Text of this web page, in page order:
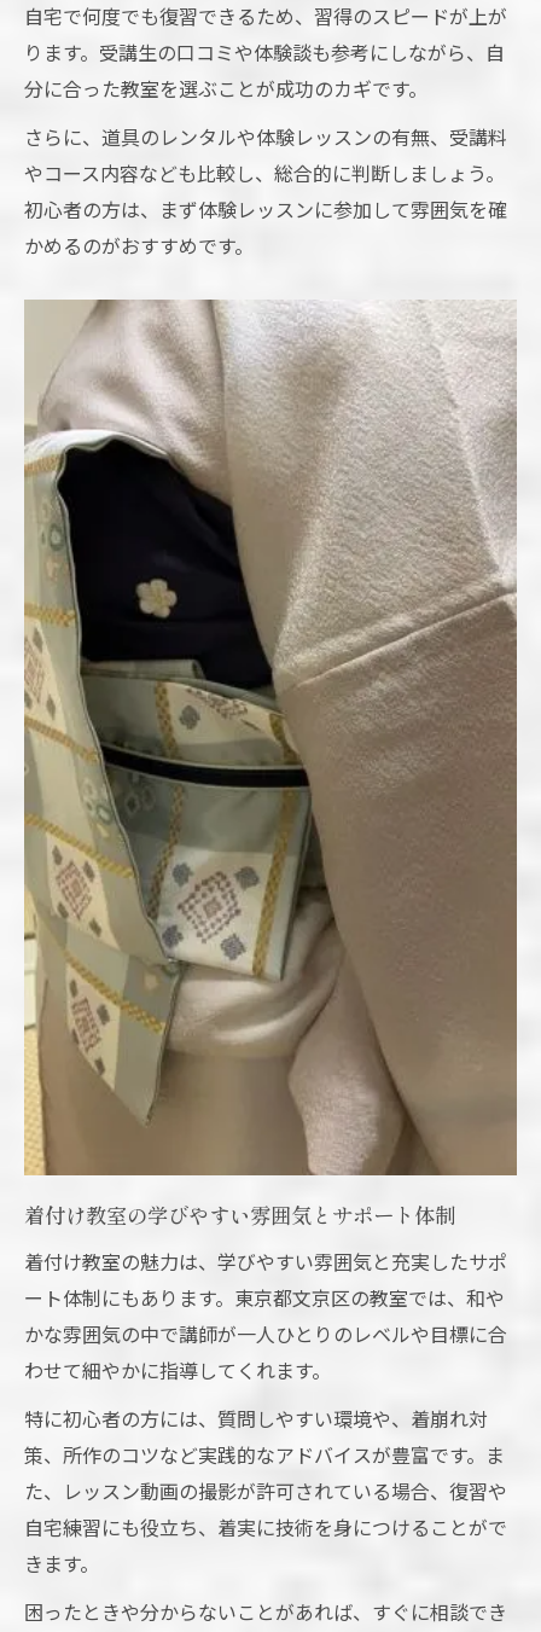
自宅で何度でも復習できるため、習得のスピードが上が
ります。受講生の口コミや体験談も参考にしながら、自
分に合った教室を選ぶことが成功のカギです。
さらに、道具のレンタルや体験レッスンの有無、受講料
やコース内容なども比較し、総合的に判断しましょう。
初心者の方は、まず体験レッスンに参加して雰囲気を確
かめるのがおすすめです。
着付け教室の学びやすい雰囲気とサポート体制
着付け教室の魅力は、学びやすい雰囲気と充実したサポ
ート体制にもあります。東京都文京区の教室では、和や
かな雰囲気の中で講師が一人ひとりのレベルや目標に合
わせて細やかに指導してくれます。
特に初心者の方には、質問しやすい環境や、着崩れ対
策、所作のコツなど実践的なアドバイスが豊富です。ま
た、レッスン動画の撮影が許可されている場合、復習や
自宅練習にも役立ち、着実に技術を身につけることがで
きます。
困ったときや分からないことがあれば、すぐに相談でき